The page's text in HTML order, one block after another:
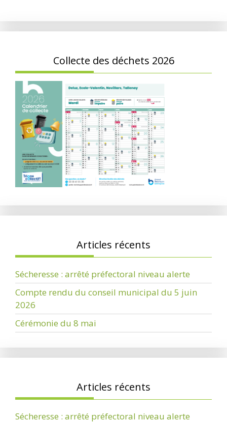
Collecte des déchets 2026
Articles récents
Sécheresse : arrêté préfectoral niveau alerte
Compte rendu du conseil municipal du 5 juin
2026
Cérémonie du 8 mai
Articles récents
Sécheresse : arrêté préfectoral niveau alerte